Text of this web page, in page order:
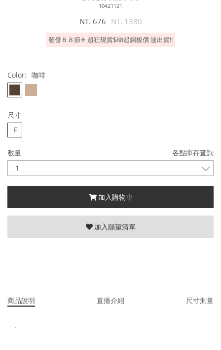
10421121
NT. 676 NT. 1380
發發８８節✈︎ 超狂現貨$88起銅板價 速出貨!!
Color: 咖啡
尺寸
F
數量 各點庫存查詢
加入購物車
加入願望清單
商品說明 直播介紹 尺寸測量
.